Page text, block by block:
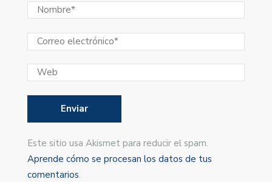
Este sitio usa Akismet para reducir el spam.
Aprende cómo se procesan los datos de tus
comentarios.